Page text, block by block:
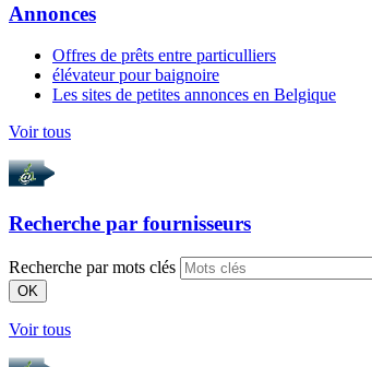
Annonces
Offres de prêts entre particulliers
élévateur pour baignoire
Les sites de petites annonces en Belgique
Voir tous
Recherche par fournisseurs
Recherche par mots clés
OK
Voir tous